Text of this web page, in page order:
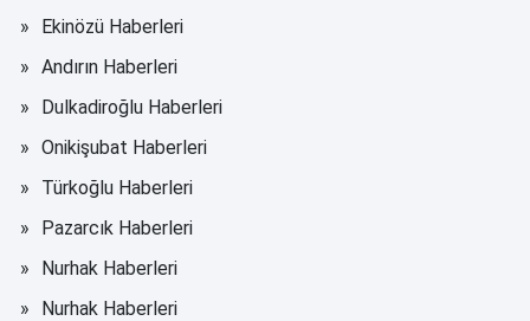
Ekinözü Haberleri
Andırın Haberleri
Dulkadiroğlu Haberleri
Onikişubat Haberleri
Türkoğlu Haberleri
Pazarcık Haberleri
Nurhak Haberleri
Nurhak Haberleri